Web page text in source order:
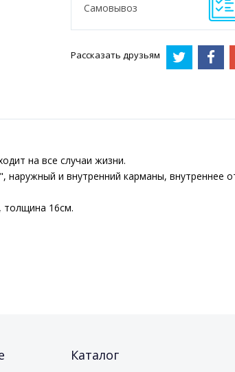
Самовывоз
Рассказать друзьям
на все случаи жизни.
и внутренний карманы, внутреннее
толщина 16см.
Каталог